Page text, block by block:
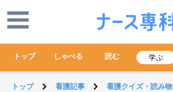
トップ しゃべる 読む 学ぶ
トップ 看護記事 看護クイズ・読み物